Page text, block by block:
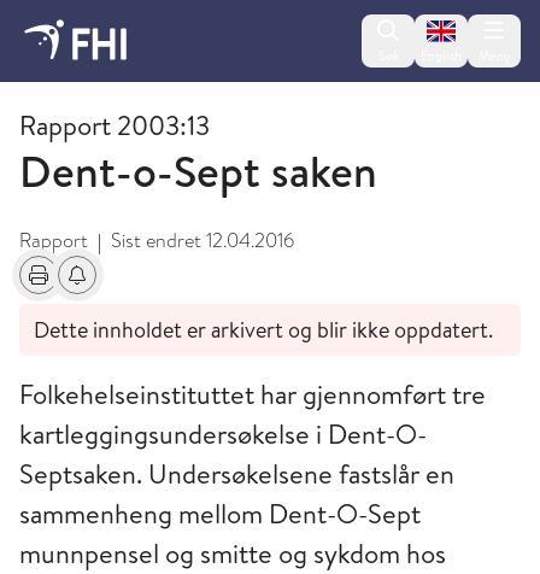
Change
Arkiverte rapporter
Rapport 2003:13
Dent-o-Sept saken
Rapport | Sist endret12.04.2016
Skriv utFå varsel om endringer
Dette innholdet er arkivert og blir ikke oppdatert.
Folkehelseinstituttet har gjennomført tre
kartleggingsundersøkelse i Dent-O-
Septsaken. Undersøkelsene fastslår en
sammenheng mellom Dent-O-Sept
munnpensel og smitte og sykdom hos